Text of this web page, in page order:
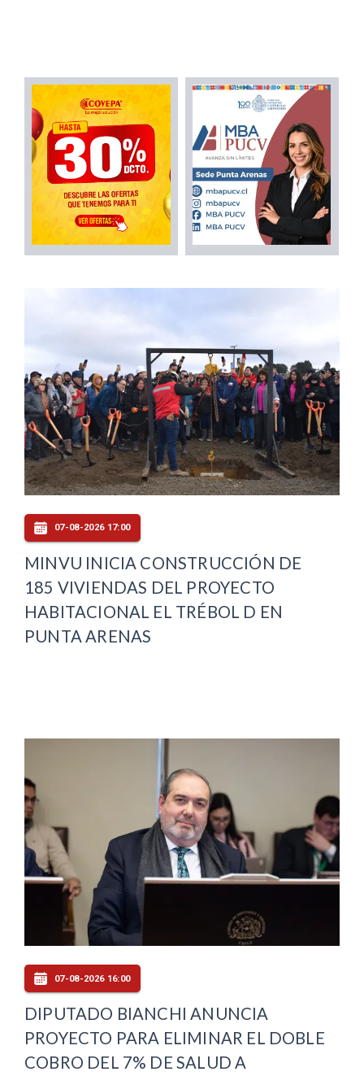
07-08-2026 17:00
MINVU INICIA CONSTRUCCIÓN DE
185 VIVIENDAS DEL PROYECTO
HABITACIONAL EL TRÉBOL D EN
PUNTA ARENAS
07-08-2026 16:00
DIPUTADO BIANCHI ANUNCIA
PROYECTO PARA ELIMINAR EL DOBLE
COBRO DEL 7% DE SALUD A